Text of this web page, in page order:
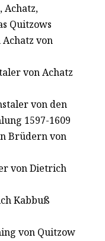
Achatz,
Quitzows
Achatz von
von Achatz
von den
1597-1609
Brüdern von
von Dietrich
Kabbuß
von Quitzow